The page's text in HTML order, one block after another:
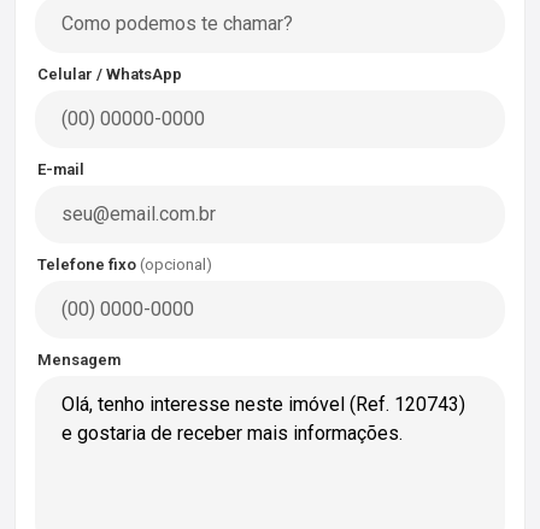
Celular / WhatsApp
E-mail
Telefone fixo (opcional)
Mensagem